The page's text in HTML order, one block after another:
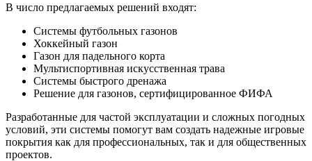
В число предлагаемых решений входят:
Системы футбольных газонов
Хоккейный газон
Газон для падельного корта
Мультиспортивная искусственная трава
Системы быстрого дренажа
Решение для газонов, сертифицированное ФИФА
Разработанные для частой эксплуатации и сложных погодных
условий, эти системы помогут вам создать надежные игровые
покрытия как для профессиональных, так и для общественных
проектов.